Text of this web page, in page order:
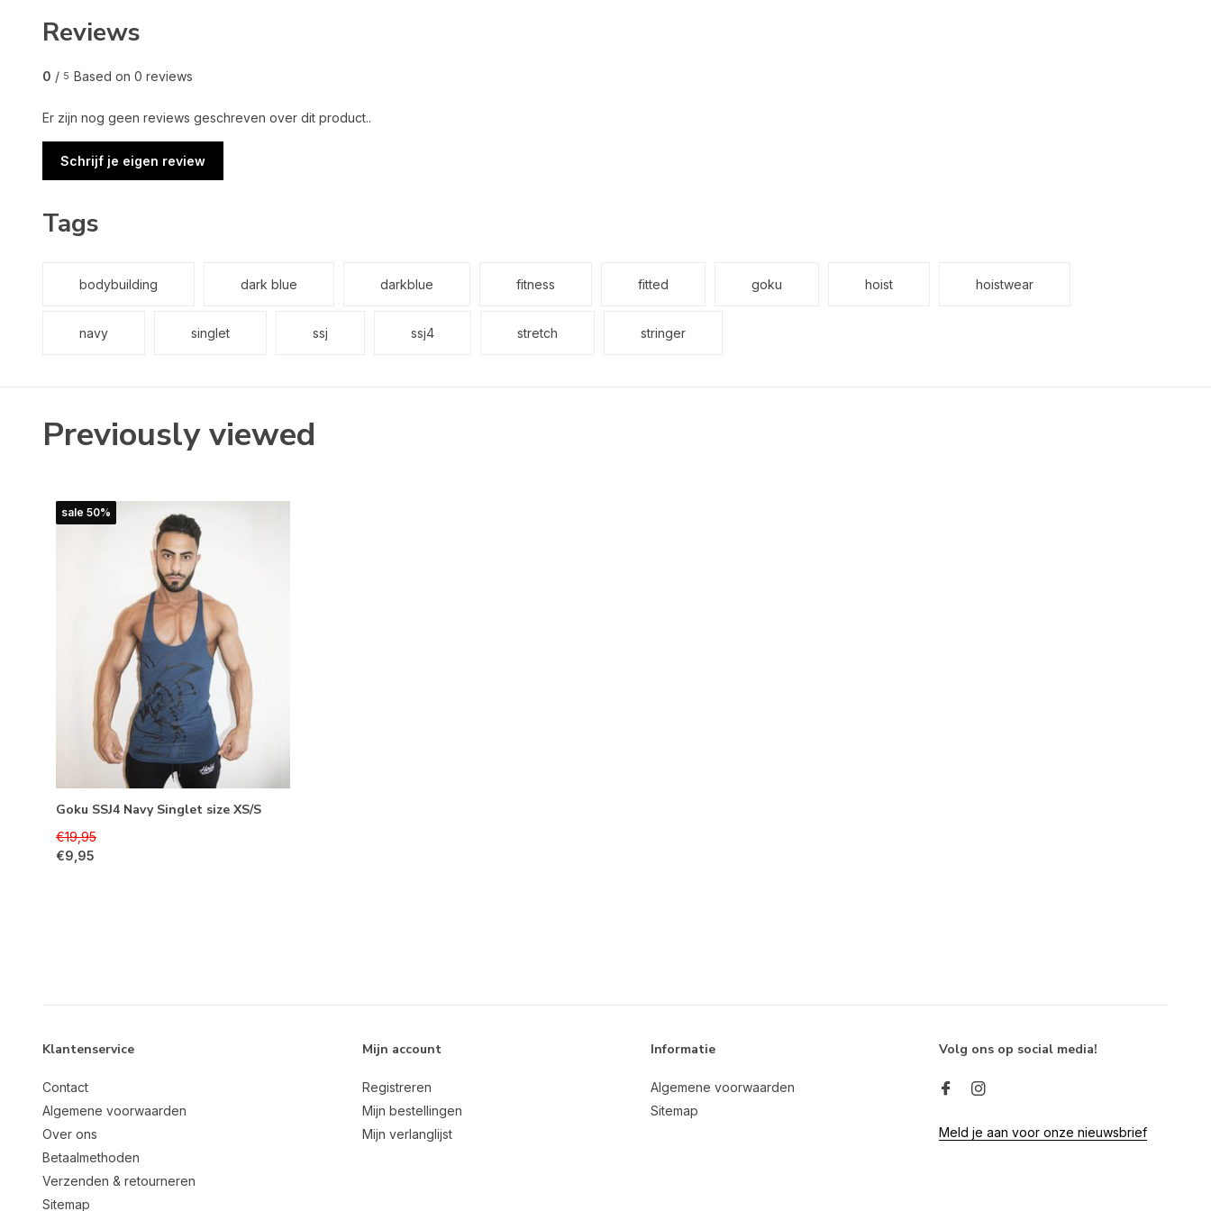
Reviews
0 / 5 Based on 0 reviews
Er zijn nog geen reviews geschreven over dit product..
Schrijf je eigen review
Tags
bodybuilding dark blue darkblue fitness fitted goku hoist hoistwear
navy singlet ssj ssj4 stretch stringer
Previously viewed
sale 50%
Goku SSJ4 Navy Singlet size XS/S
€19,95
€9,95
Klantenservice
Contact
Algemene voorwaarden
Over ons
Betaalmethoden
Verzenden & retourneren
Sitemap
Mijn account
Registreren
Mijn bestellingen
Mijn verlanglijst
Informatie
Algemene voorwaarden
Sitemap
Volg ons op social media!
Meld je aan voor onze nieuwsbrief